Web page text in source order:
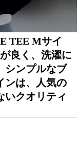
TEE Mサイ
良く、洗濯に
シンプルなブ
ンは、人気の
いクオリティ